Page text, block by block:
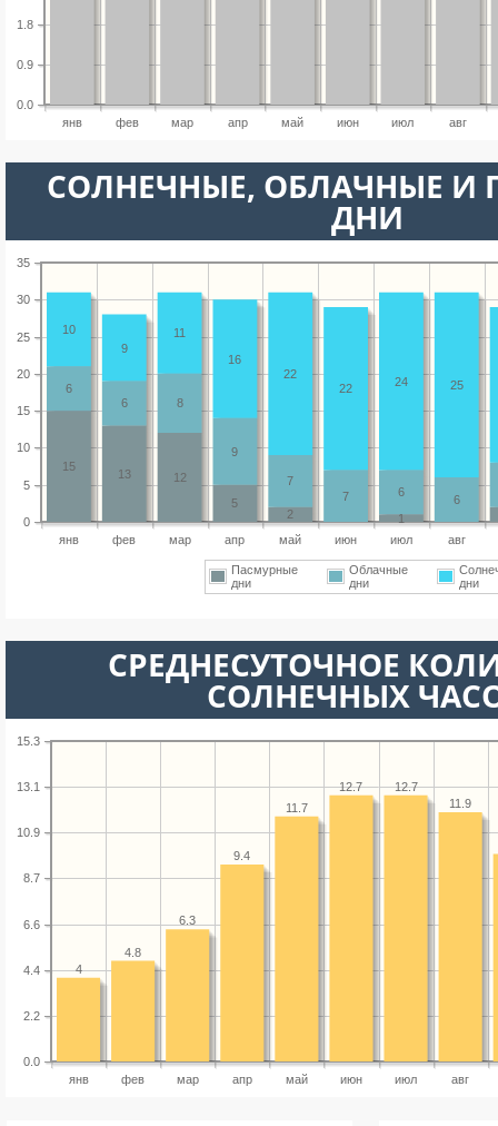
янв фев мар апр май июн июл авг
0.0
0.9
1.8
CОЛНЕЧНЫЕ, ОБЛАЧНЫЕ И
ДНИ
янв фев мар апр май июн июл авг
0
5
10
15
20
25
30
35
1
2
5
12
13
15
6
6
7
7
9
8
6
6 25
24
22
22
16
11
9
10
Пасмурные
дни
Облачные
дни
дни
СРЕДНЕСУТОЧНОЕ
СОЛНЕЧНЫХ
янв фев мар апр май июн июл авг
0.0
2.2
4.4
6.6
8.7
10.9
13.1
15.3
11.9
12.7
12.7
11.7
9.4
6.3
4.8
4